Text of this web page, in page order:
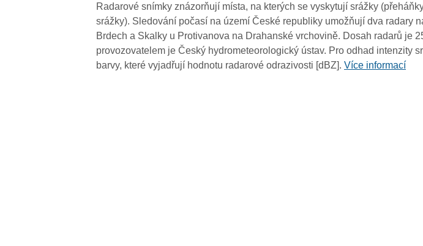
Radarové snímky znázorňují místa, na kterých se vyskytují srážky
srážky). Sledování počasí na území České republiky umožňují dva radary
Brdech a Skalky u Protivanova na Drahanské vrchovině. Dosah radarů je
provozovatelem je Český hydrometeorologický ústav. Pro odhad intenzity
barvy, které vyjadřují hodnotu radarové odrazivosti [dBZ].Více informací